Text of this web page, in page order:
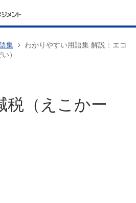
集
わかりやすい用語集 解説：エコ
）
税（えこかー